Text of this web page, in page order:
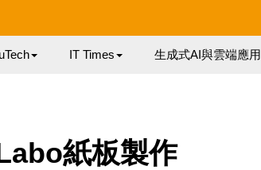
IT Times 生成式AI與雲端應用
紙板製作